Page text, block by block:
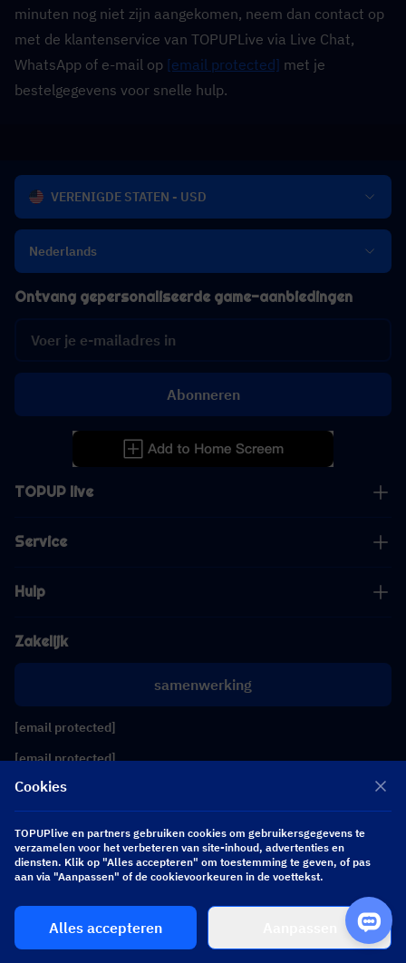
$ 0.00 Nu kopen
minuten nog niet zijn aangekomen, neem dan contact op
met de klantenservice van TOPUPLive via Live Chat,
WhatsApp of e-mail op [email protected] met je
bestelgegevens voor snelle hulp.
VERENIGDE STATEN - USD
Nederlands
TOPUP live
Service
Hulp
Zakelijk
samenwerking
[email protected]
[email protected]
Ontvang gepersonaliseerde game-aanbiedingen
Abonneren
Volg ons
Copyright 2026 SEA WHALE TECHNOLOGY PTE.LTD. All Rights Reserved.
Cookies
TOPUPlive en partners gebruiken cookies om gebruikersgegevens te
verzamelen voor het verbeteren van site-inhoud, advertenties en
diensten. Klik op "Alles accepteren" om toestemming te geven, of pas
aan via "Aanpassen" of de cookievoorkeuren in de voettekst.
Alles accepteren